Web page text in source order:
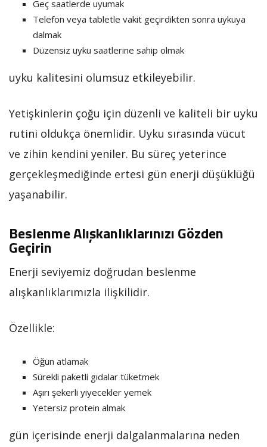
Geç saatlerde uyumak
Telefon veya tabletle vakit geçirdikten sonra uykuya
dalmak
Düzensiz uyku saatlerine sahip olmak
uyku kalitesini olumsuz etkileyebilir.
Yetişkinlerin çoğu için düzenli ve kaliteli bir uyku
rutini oldukça önemlidir. Uyku sırasında vücut
ve zihin kendini yeniler. Bu süreç yeterince
gerçekleşmediğinde ertesi gün enerji düşüklüğü
yaşanabilir.
Beslenme Alışkanlıklarınızı Gözden
Geçirin
Enerji seviyemiz doğrudan beslenme
alışkanlıklarımızla ilişkilidir.
Özellikle:
Öğün atlamak
Sürekli paketli gıdalar tüketmek
Aşırı şekerli yiyecekler yemek
Yetersiz protein almak
gün içerisinde enerji dalgalanmalarına neden